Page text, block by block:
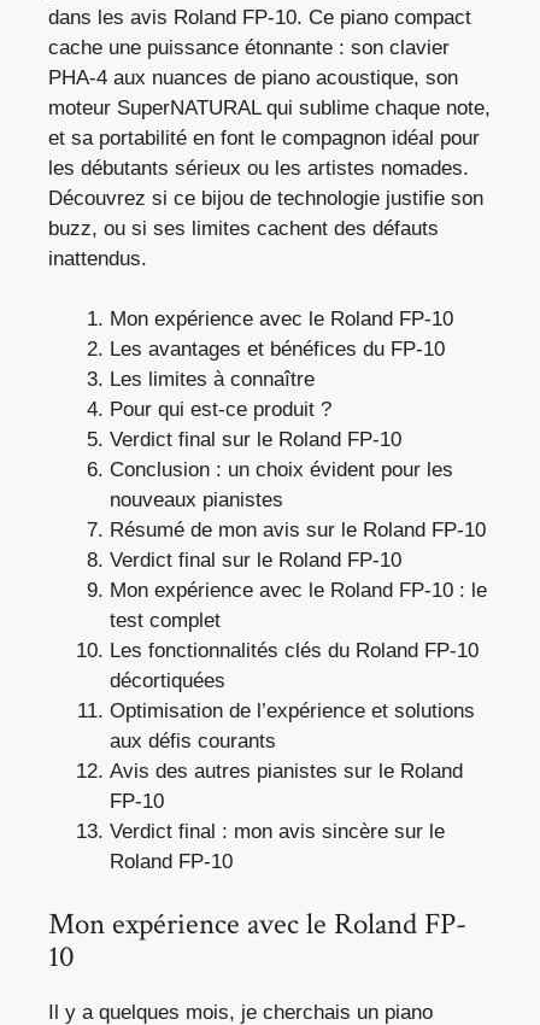
dans les avis Roland FP-10. Ce piano compact
cache une puissance étonnante : son clavier
PHA-4 aux nuances de piano acoustique, son
moteur SuperNATURAL qui sublime chaque note,
et sa portabilité en font le compagnon idéal pour
les débutants sérieux ou les artistes nomades.
Découvrez si ce bijou de technologie justifie son
buzz, ou si ses limites cachent des défauts
inattendus.
Mon expérience avec le Roland FP-10
Les avantages et bénéfices du FP-10
Les limites à connaître
Pour qui est-ce produit ?
Verdict final sur le Roland FP-10
Conclusion : un choix évident pour les
nouveaux pianistes
Résumé de mon avis sur le Roland FP-10
Verdict final sur le Roland FP-10
Mon expérience avec le Roland FP-10 : le
test complet
Les fonctionnalités clés du Roland FP-10
décortiquées
Optimisation de l’expérience et solutions
aux défis courants
Avis des autres pianistes sur le Roland
FP-10
Verdict final : mon avis sincère sur le
Roland FP-10
Mon expérience avec le Roland FP-
10
Il y a quelques mois, je cherchais un piano